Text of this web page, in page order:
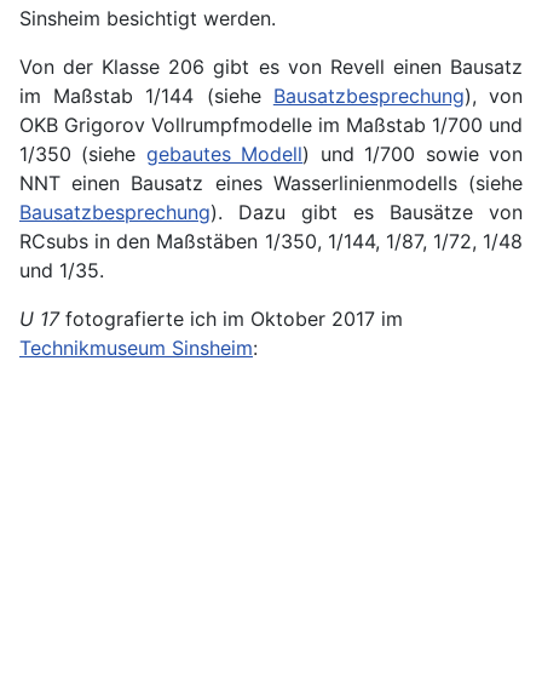
Sinsheim besichtigt werden.
Von der Klasse 206 gibt es von Revell einen Bausatz
im Maßstab 1/144 (siehe Bausatzbesprechung), von
OKB Grigorov Vollrumpfmodelle im Maßstab 1/700 und
1/350 (siehe gebautes Modell) und 1/700 sowie von
NNT einen Bausatz eines Wasserlinienmodells (siehe
Bausatzbesprechung). Dazu gibt es Bausätze von
RCsubs in den Maßstäben 1/350, 1/144, 1/87, 1/72, 1/48
und 1/35.
U 17fotografierte ich im Oktober 2017 im
Technikmuseum Sinsheim: